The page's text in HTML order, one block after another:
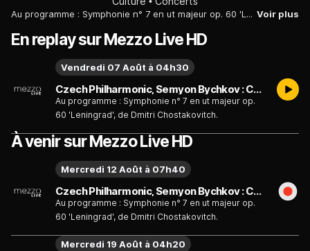
Au programme : Symphonie n° 7 en ut majeur op. 60 'Leningrad', de Dmitri Chostakovitch. Voir plus
En replay sur Mezzo Live HD
Czech Philharmonic, Semyon Bychkov : Chostakovitch, Symphonie n° 7 "Leningrad"
Au programme : Symphonie n° 7 en ut majeur op.
60 'Leningrad', de Dmitri Chostakovitch.
Vendredi 07 Août à 04h30
À venir sur Mezzo Live HD
Czech Philharmonic, Semyon Bychkov : Chostakovitch, Symphonie n° 7 "Leningrad"
Au programme : Symphonie n° 7 en ut majeur op.
60 'Leningrad', de Dmitri Chostakovitch.
Mercredi 12 Août à 07h40
Mercredi 19 Août à 04h20